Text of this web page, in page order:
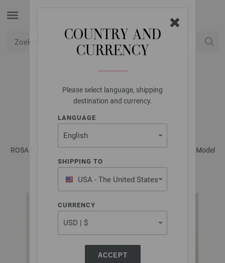
COUNTRY AND
CURRENCY
Please select language, shipping
destination and currency.
LANGUAGE
SHIPPING TO
USA - The United States
of America
CURRENCY
ACCEPT
LANA GROSSA
VEST ECOPUNO
ROSA P. Mapala - Tijdschrift (DE) + Breibeschrijvingen (NL) | Model